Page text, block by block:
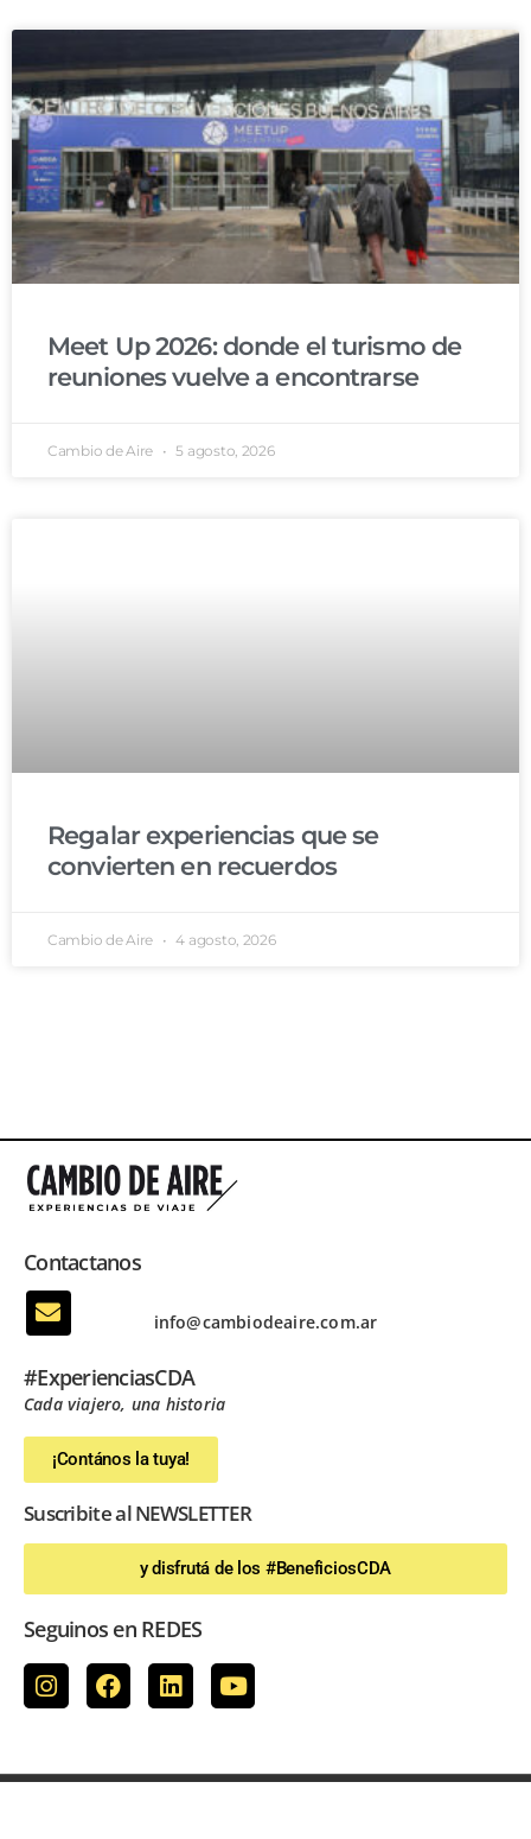
Meet Up 2026: donde el turismo de
reuniones vuelve a encontrarse
Cambio de Aire 5 agosto, 2026
Regalar experiencias que se
convierten en recuerdos
Cambio de Aire 4 agosto, 2026
Contactanos
info@cambiodeaire.com.ar
#ExperienciasCDA
Cada viajero, una historia
¡Contános la tuya!
Suscribite al NEWSLETTER
y disfrutá de los #BeneficiosCDA
Seguinos en REDES